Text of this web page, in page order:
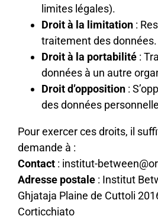
limites légales).
Droit à la limitation:
traitement des données.
Droit à la portabilité:
données à un autre
Droit d’opposition:
des données
Pour exercer ces droits, il
demande à :
Contact: institut-
Adresse postale: Institut
Ghjataja Plaine de Cuttoli
Corticchiato